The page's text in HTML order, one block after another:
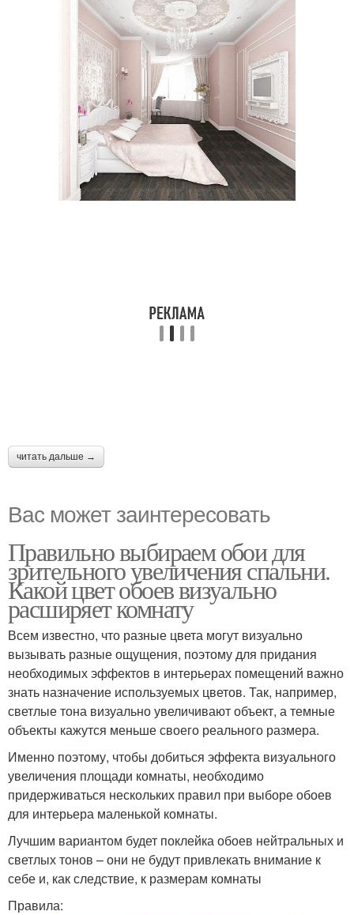
читать дальше →
Вас может заинтересовать
Правильно выбираем обои для
зрительного увеличения спальни.
Какой цвет обоев визуально
расширяет комнату
Всем известно, что разные цвета могут визуально
вызывать разные ощущения, поэтому для придания
необходимых эффектов в интерьерах помещений важно
знать назначение используемых цветов. Так, например,
светлые тона визуально увеличивают объект, а темные
объекты кажутся меньше своего реального размера.
Именно поэтому, чтобы добиться эффекта визуального
увеличения площади комнаты, необходимо
придерживаться нескольких правил при выборе обоев
для интерьера маленькой комнаты.
Лучшим вариантом будет поклейка обоев нейтральных и
светлых тонов – они не будут привлекать внимание к
себе и, как следствие, к размерам комнаты
Правила: